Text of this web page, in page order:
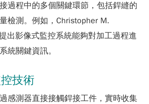
過程中的多個關鍵環節，包括銲縫的
檢測。例如，Christopher M.
出影像式監控系統能夠對加工過程進
統關鍵資訊。
技術
感測器直接接觸銲接工件，實時收集